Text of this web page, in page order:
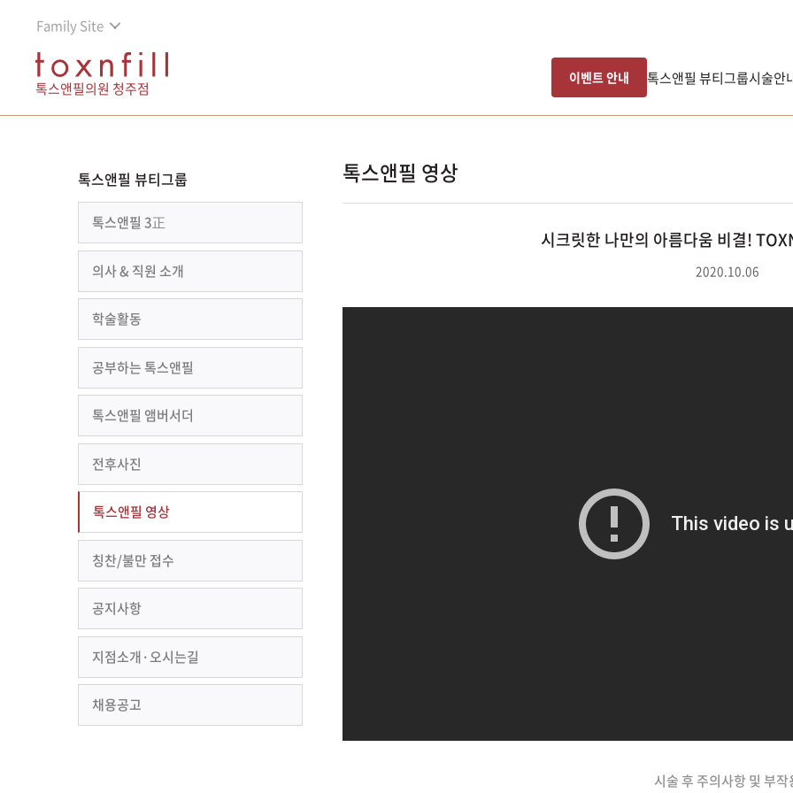
Family Site
톡스앤필의원 청주점
이벤트 안내 톡스앤필 뷰티그룹시술안
톡스앤필 뷰티그룹
톡스앤필 3正
의사 & 직원 소개
학술활동
공부하는 톡스앤필
톡스앤필 앰버서더
전후사진
톡스앤필 영상
칭찬/불만 접수
공지사항
지점소개·오시는길
채용공고
톡스앤필 영상
시크릿한 나만의 아름다움 비결!
2020.10.06
시술 후 주의사항 및 부작